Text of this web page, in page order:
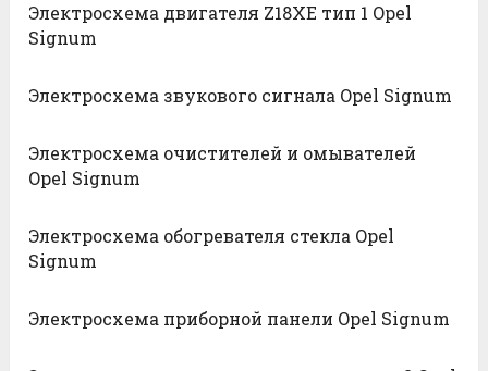
Электросхема двигателя Z18XE тип 1 Opel
Signum
Электросхема звукового сигнала Opel Signum
Электросхема очистителей и омывателей
Opel Signum
Электросхема обогревателя стекла Opel
Signum
Электросхема приборной панели Opel Signum